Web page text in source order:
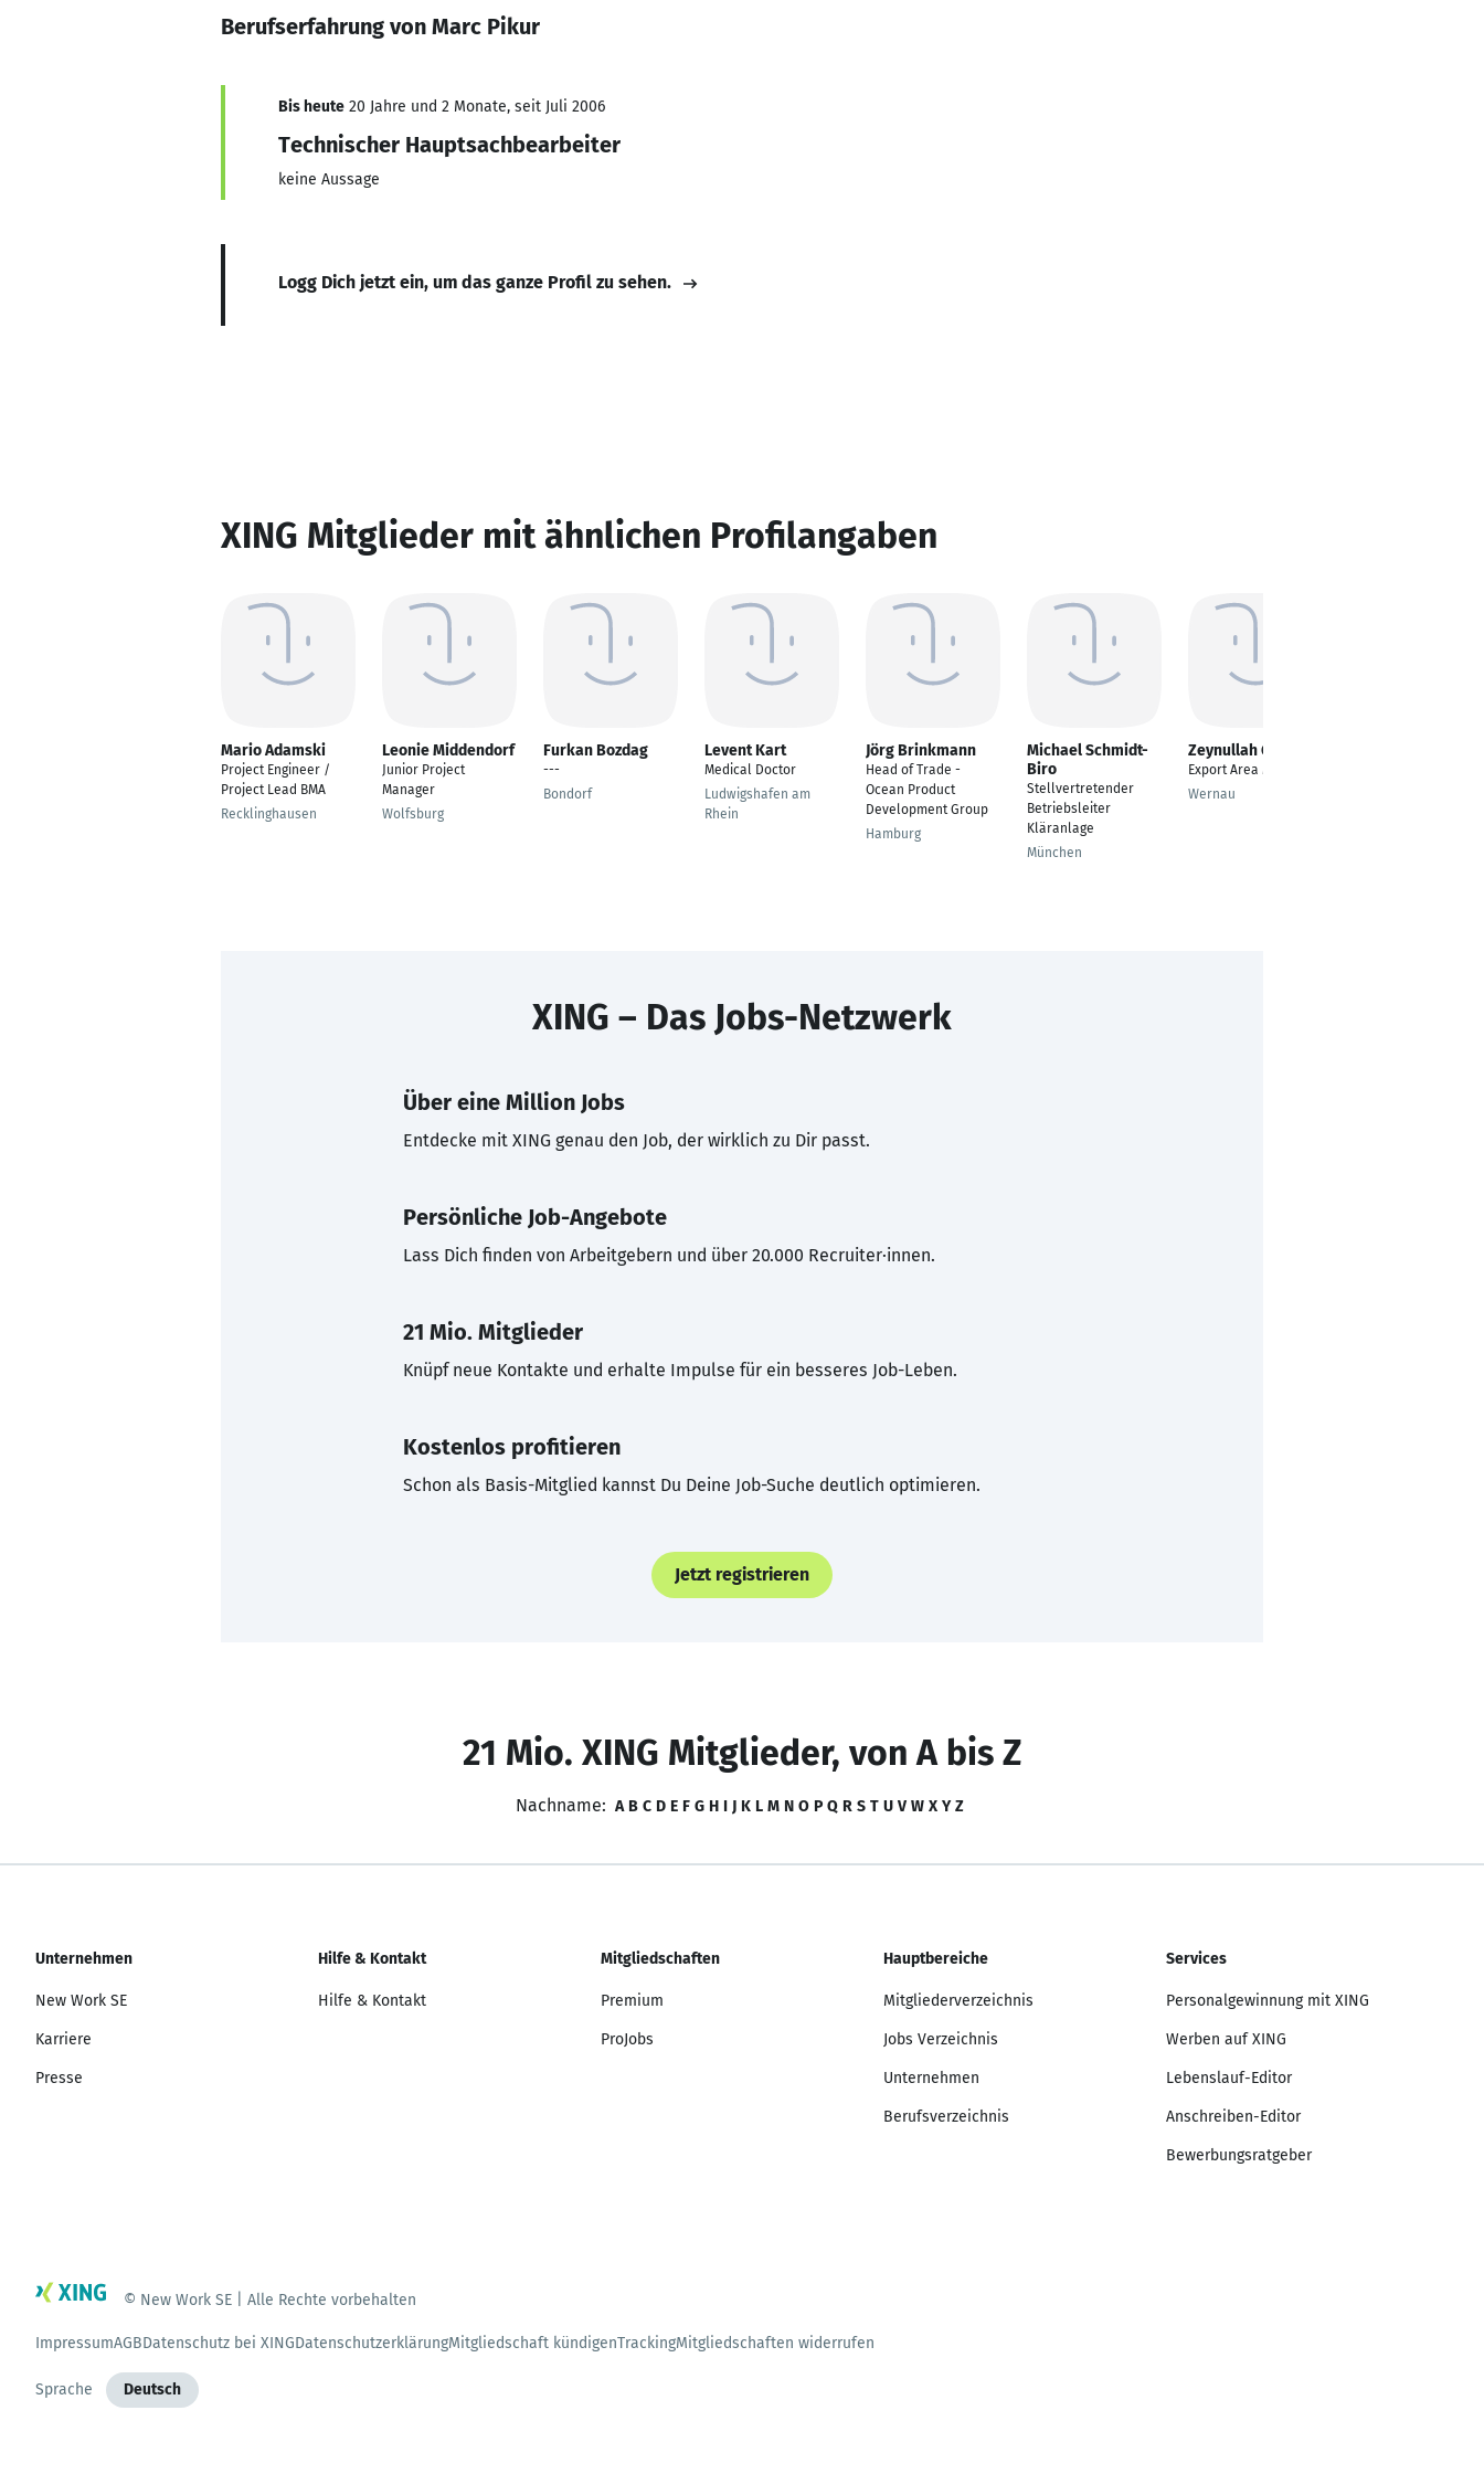
Berufserfahrung von Marc Pikur
Bis heute 20 Jahre und 2 Monate, seit Juli 2006
Technischer Hauptsachbearbeiter
keine Aussage
Logg Dich jetzt ein, um das ganze Profil zu sehen.
XING Mitglieder mit ähnlichen Profilangaben
Mario Adamski
Project Engineer /
Project Lead BMA
Recklinghausen
Leonie Middendorf
Junior Project
Manager
Wolfsburg
Furkan Bozdag
---
Bondorf
Levent Kart
Medical Doctor
Ludwigshafen am
Rhein
Jörg Brinkmann
Head of Trade -
Ocean Product
Development Group
Hamburg
Michael Schmidt-
Biro
Stellvertretender
Betriebsleiter
Kläranlage
München
Zeynullah Gelincik
Export Area Manager
Wernau
XING – Das Jobs-Netzwerk
Über eine Million Jobs
Entdecke mit XING genau den Job, der wirklich zu Dir passt.
Persönliche Job-Angebote
Lass Dich finden von Arbeitgebern und über 20.000 Recruiter·innen.
21 Mio. Mitglieder
Knüpf neue Kontakte und erhalte Impulse für ein besseres Job-Leben.
Kostenlos profitieren
Schon als Basis-Mitglied kannst Du Deine Job-Suche deutlich optimieren.
Jetzt registrieren
21 Mio. XING Mitglieder, von A bis Z
Nachname: A B C D E F G H I J K L M N O P Q R S T U V W X Y Z
Unternehmen
New Work SE
Karriere
Presse
Hilfe & Kontakt
Hilfe & Kontakt
Mitgliedschaften
Premium
ProJobs
Hauptbereiche
Mitgliederverzeichnis
Jobs Verzeichnis
Unternehmen
Berufsverzeichnis
Services
Personalgewinnung mit XING
Werben auf XING
Lebenslauf-Editor
Anschreiben-Editor
Bewerbungsratgeber
© New Work SE | Alle Rechte vorbehalten
ImpressumAGBDatenschutz bei XINGDatenschutzerklärungMitgliedschaft kündigenTrackingMitgliedschaften widerrufen
Sprache Deutsch